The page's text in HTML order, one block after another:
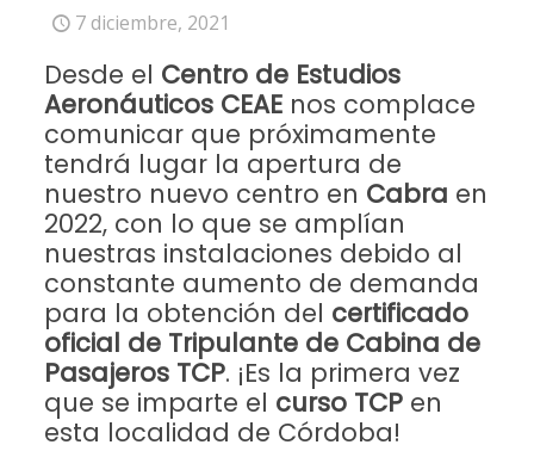
7 diciembre, 2021
Desde el Centro de Estudios
Aeronáuticos CEAEnos complace
comunicar que próximamente
tendrá lugar la apertura de
nuestro nuevo centro en Cabra en
2022, con lo que se amplían
nuestras instalaciones debido al
constante aumento de demanda
para la obtención del certificado
oficial de Tripulante de Cabina de
Pasajeros TCP. ¡Es la primera vez
que se imparte el curso TCPen
esta localidad de Córdoba!